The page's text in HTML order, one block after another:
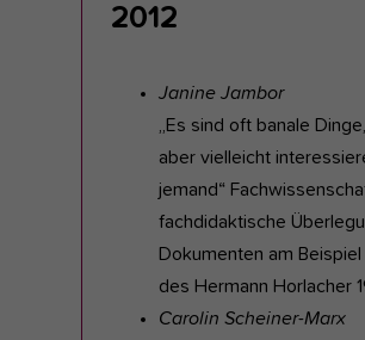
2012
Janine Jambor
„Es sind oft banale
aber vielleicht
jemand“
fachdidaktische
Dokumenten am
des Hermann Horlacher
Carolin Scheiner-Marx